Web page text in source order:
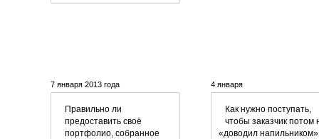
7 января 2013 года
Правильно ли
предоставить своё
портфолио, собранное
4 января
Как нужно поступать,
чтобы заказчик потом
«доводил напильником»